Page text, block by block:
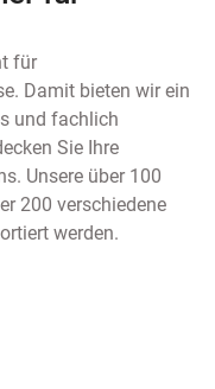
für
Damit bieten wir ein
und fachlich
Sie Ihre
Unsere über 100
200 verschiedene
werden.